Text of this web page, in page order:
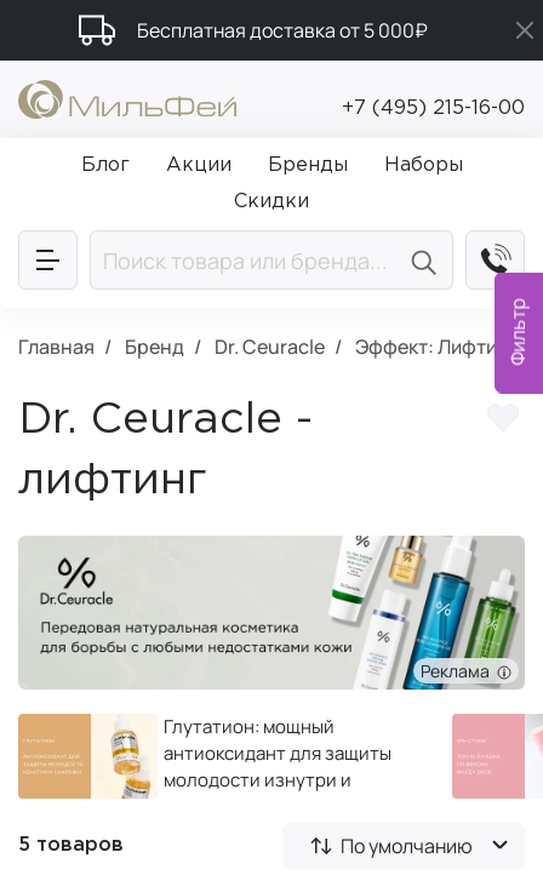
Фильтр
Бесплатная доставка от 5 000₽
Подарки в каждый заказ от 5 000₽
Промокод ПРИВЕТ
+7 (495) 215-16-00
Блог Акции Бренды
Наборы
Скидки
Главная Бренд Dr. Ceuracle Эффект: Лифтинг
Dr. Ceuracle -
лифтинг
Реклама
Глутатион: мощный
антиоксидант для защиты
молодости изнутри и
5 товаров По умолчанию